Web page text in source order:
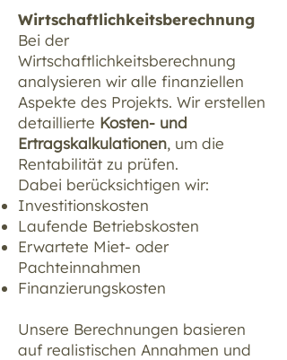
Wirtschaftlichkeitsberechnung
Bei der
Wirtschaftlichkeitsberechnung
analysieren wir alle finanziellen
Aspekte des Projekts. Wir erstellen
detaillierte Kosten- und
Ertragskalkulationen, um die
Rentabilität zu prüfen.
Dabei berücksichtigen wir:
Investitionskosten
Laufende Betriebskosten
Erwartete Miet- oder
Pachteinnahmen
Finanzierungskosten
Unsere Berechnungen basieren
auf realistischen Annahmen und